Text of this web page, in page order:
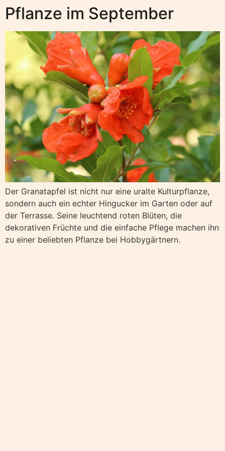
Pflanze im September
Der Granatapfel ist nicht nur eine uralte Kulturpflanze,
sondern auch ein echter Hingucker im Garten oder auf
der Terrasse. Seine leuchtend roten Blüten, die
dekorativen Früchte und die einfache Pflege machen ihn
zu einer beliebten Pflanze bei Hobbygärtnern.